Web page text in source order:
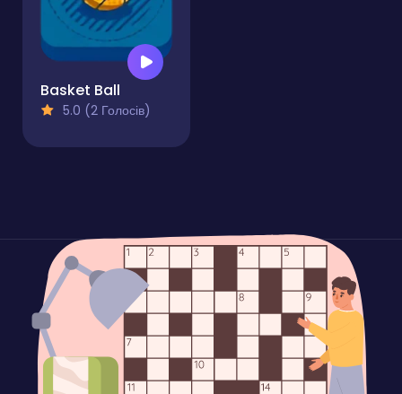
Basket Ball
5.0 (2 Голосів)